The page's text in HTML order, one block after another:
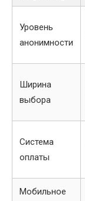
Уровень
анонимности
Ширина
выбора
Система
оплаты
Мобильное